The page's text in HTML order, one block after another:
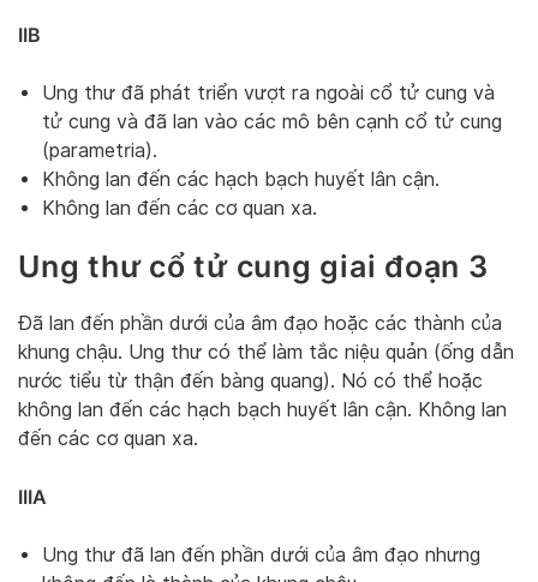
IIB
Ung thư đã phát triển vượt ra ngoài cổ tử cung và
tử cung và đã lan vào các mô bên cạnh cổ tử cung
(parametria).
Không lan đến các hạch bạch huyết lân cận.
Không lan đến các cơ quan xa.
Ung thư cổ tử cung giai đoạn 3
Đã lan đến phần dưới của âm đạo hoặc các thành của
khung chậu. Ung thư có thể làm tắc niệu quản (ống dẫn
nước tiểu từ thận đến bàng quang). Nó có thể hoặc
không lan đến các hạch bạch huyết lân cận. Không lan
đến các cơ quan xa.
IIIA
Ung thư đã lan đến phần dưới của âm đạo nhưng